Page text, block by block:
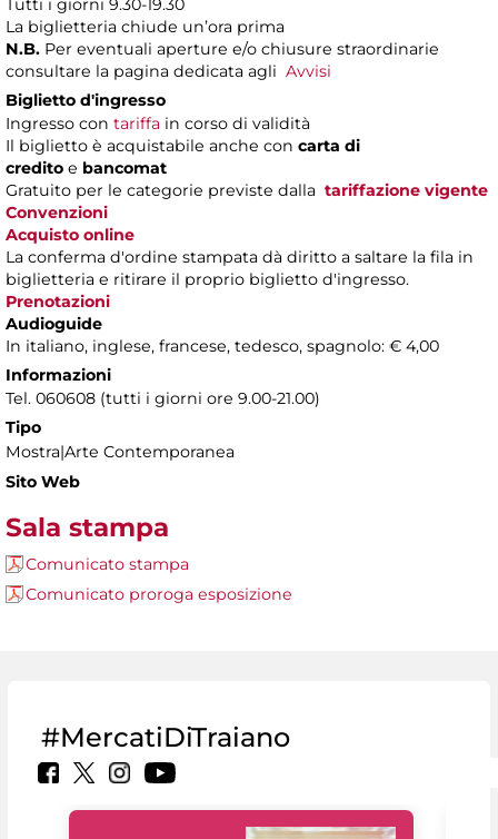
Tutti i giorni 9.30-19.30
La biglietteria chiude un’ora prima
N.B. Per eventuali aperture e/o chiusure straordinarie
consultare la pagina dedicata agli Avvisi
Biglietto d'ingresso
Ingresso con tariffa in corso di validità
Il biglietto è acquistabile anche con carta di
credito e bancomat
Gratuito per le categorie previste dalla tariffazione vigente
Convenzioni
Acquisto online
La conferma d'ordine stampata dà diritto a saltare la fila in
biglietteria e ritirare il proprio biglietto d'ingresso.
Prenotazioni
Audioguide
In italiano, inglese, francese, tedesco, spagnolo: € 4,00
Informazioni
Tel. 060608 (tutti i giorni ore 9.00-21.00)
Tipo
Mostra|Arte Contemporanea
Sito Web
Sala stampa
Comunicato stampa
Comunicato proroga esposizione
#MercatiDiTraiano